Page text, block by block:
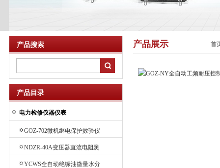
产品搜索
产品目录
电力检修仪器仪表
GOZ-702微机继电保护效验仪
NDZR-40A变压器直流电阻测
YCWS全自动绝缘油微量水分
产品展示 首